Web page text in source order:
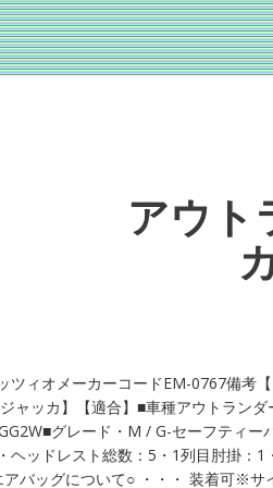
アウト
ツィオメーカーコードEM-0767備考
ャッカ】【適合】■車種アウトラン
グレード・M / G-セーフティー
ヘッドレスト総数：5・1列目肘掛：
アバッグについて○ ・・・ 装着可※サ